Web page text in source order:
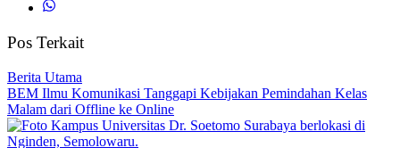
Pos Terkait
Berita Utama
BEM Ilmu Komunikasi Tanggapi Kebijakan Pemindahan Kelas
Malam dari Offline ke Online